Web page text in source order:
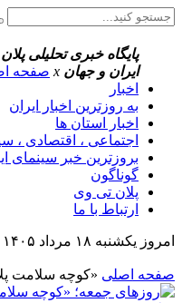
پایگاه خبری تحلیلی
ایران و جهان x صفحه
اخبار
به روزترین اخبار ایران
اخبار استان ها
اجتماعی ، اقتصادی ،
بروزترین خبر سینمای
گوناگون
پلان تی وی
ارتباط با ما
امروز یکشنبه ۱۸ مرداد ۱۴۰۵ - Sunday 9 August 2026
صفحه اصلی «کوچه سلامت پلاک